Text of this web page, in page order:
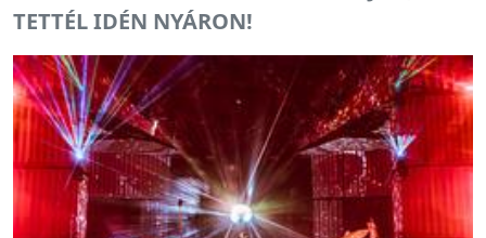
TETTÉL IDÉN NYÁRON!